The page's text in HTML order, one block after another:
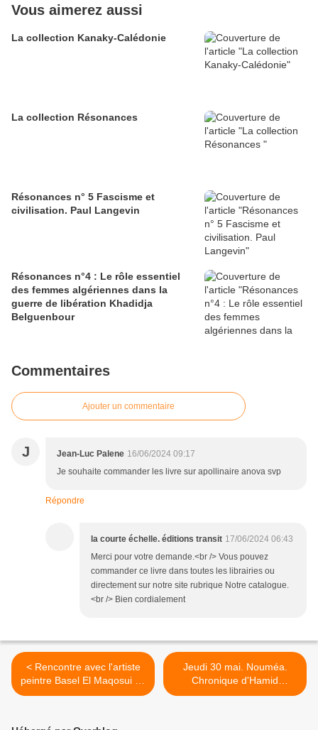
Vous aimerez aussi
La collection Kanaky-Calédonie
La collection Résonances
Résonances n° 5 Fascisme et
civilisation. Paul Langevin
Résonances n°4 : Le rôle essentiel
des femmes algériennes dans la
guerre de libération Khadidja
Belguenbour
Commentaires
Ajouter un commentaire
J Jean-Luc Palene 16/06/2024 09:17
Je souhaite commander les livre sur apollinaire anova svp
Répondre
la courte échelle. éditions transit 17/06/2024 06:43
Merci pour votre demande.<br /> Vous pouvez
commander ce livre dans toutes les librairies ou
directement sur notre site rubrique Notre catalogue.
<br /> Bien cordialement
< Rencontre avec l'artiste
peintre Basel El Maqosui de
Gaza
Jeudi 30 mai. Nouméa.
Chronique d'Hamid
Mokaddem >